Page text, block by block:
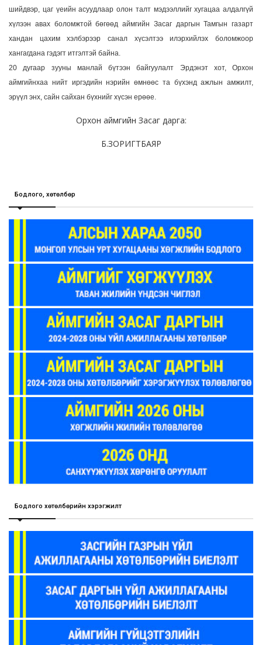
шийдвэр, цаг үеийн асуудлаар олон талт мэдээллийг хугацаа алдалгүй
хүлээн авах боломжтой бөгөөд аймгийн Засаг даргын Тамгын газарт
хандан цахим хэлбэрээр санал хүсэлтээ илэрхийлэх боломжоор
хангагдана гэдэгт итгэлтэй байна.
20 дугаар зууны манлай бүтээн байгуулалт Эрдэнэт хот, Орхон
аймгийнхаа нийт иргэдийн нэрийн өмнөөс та бүхэнд ажлын амжилт,
эрүүл энх, сайн сайхан бүхнийг хүсэн ерөөе.
Орхон аймгийн Засаг дарга:
Б.ЗОРИГТБАЯР
Бодлого, хөтөлбөр
Бодлого хөтөлбөрийн хэрэгжилт